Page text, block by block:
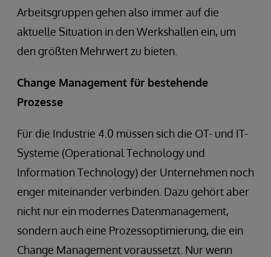
Arbeitsgruppen gehen also immer auf die
aktuelle Situation in den Werkshallen ein, um
den größten Mehrwert zu bieten.
Change Management für bestehende
Prozesse
Für die Industrie 4.0 müssen sich die OT- und IT-
Systeme (Operational Technology und
Information Technology) der Unternehmen noch
enger miteinander verbinden. Dazu gehört aber
nicht nur ein modernes Datenmanagement,
sondern auch eine Prozessoptimierung, die ein
Change Management voraussetzt. Nur wenn